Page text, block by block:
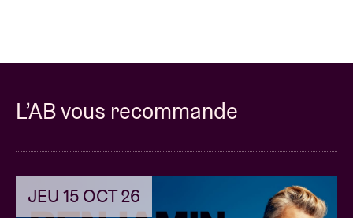
L’AB vous recommande
JEU 15 OCT 26